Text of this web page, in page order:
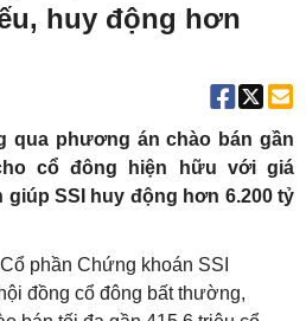
huy động hơn
qua phương án chào bán gần
cổ đông hiện hữu với giá
giúp SSI huy động hơn 6.200 tỷ
phần Chứng khoán SSI
đồng cổ đông bất thường,